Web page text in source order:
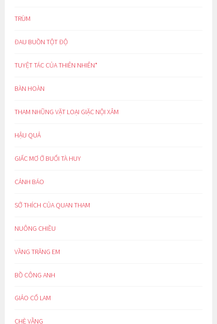
TRÙM
ĐAU BUỒN TỘT ĐỘ
TUYỆT TÁC CỦA THIÊN NHIÊN*
BÀN HOÀN
THAM NHŨNG VẶT LOẠI GIẶC NỘI XÂM
HẬU QUẢ
GIẤC MƠ Ở BUỔI TÀ HUY
CẢNH BÁO
SỞ THÍCH CỦA QUAN THAM
NUÔNG CHIỀU
VẦNG TRĂNG EM
BỒ CÔNG ANH
GIẢO CỔ LAM
CHÈ VẰNG